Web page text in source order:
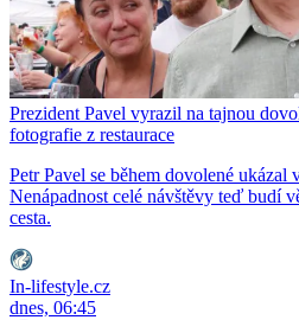
Prezident Pavel vyrazil na tajnou
fotografie z restaurace
Petr Pavel se během dovolené
Nenápadnost celé návštěvy teď budí
cesta.
In-lifestyle.cz
dnes, 06:45